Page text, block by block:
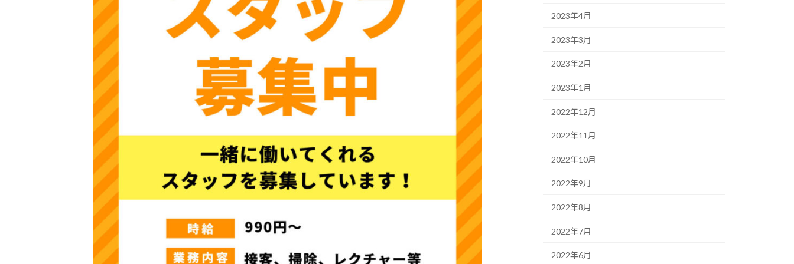
2023年4月
2023年3月
2023年2月
2023年1月
2022年12月
2022年11月
2022年10月
2022年9月
2022年8月
2022年7月
2022年6月